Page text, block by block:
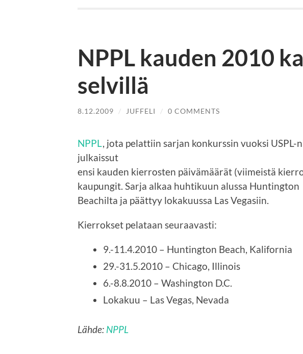
NPPL kauden 2010
selvillä
8.12.2009 / JUFFELI / 0 COMMENTS
NPPL, jota pelattiin sarjan konkurssin vuoksi USPL-
julkaissut
ensi kauden kierrosten päivämäärät (viimeistä
kaupungit. Sarja alkaa huhtikuun alussa Huntington
Beachilta ja päättyy lokakuussa Las Vegasiin.
Kierrokset pelataan seuraavasti:
9.-11.4.2010 – Huntington Beach, Kalifornia
29.-31.5.2010 – Chicago, Illinois
6.-8.8.2010 – Washington D.C.
Lokakuu – Las Vegas, Nevada
Lähde: NPPL